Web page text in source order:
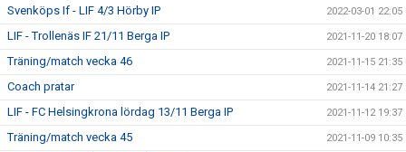
Svenköps If - LIF 4/3 Hörby IP 2022-03-01 22:05
LIF - Trollenäs IF 21/11 Berga IP 2021-11-20 18:07
Träning/match vecka 46 2021-11-15 21:35
Coach pratar 2021-11-14 21:27
LIF - FC Helsingkrona lördag 13/11 Berga IP 2021-11-12 19:37
Träning/match vecka 45 2021-11-09 10:35